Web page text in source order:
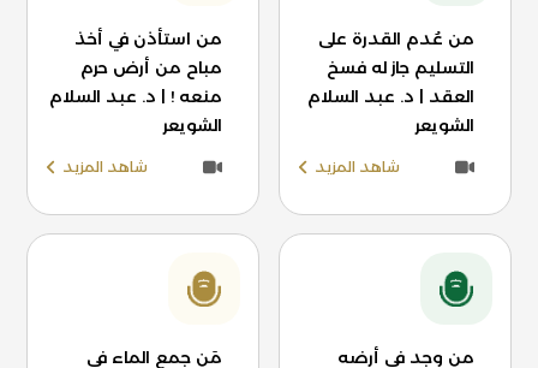
من عُدم القدرة على
التسليم جاز له فسخ
العقد | د. عبد السلام
الشويعر
شاهد المزيد
من استأذن في أخذ
مباح من أرض حرم
منعه ! | د. عبد السلام
الشويعر
شاهد المزيد
من وجد في أرضه
مَن جمع الماء في